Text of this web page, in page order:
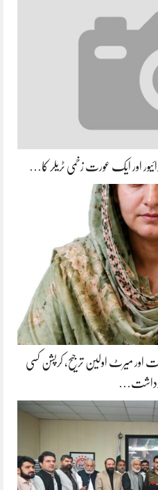
اور ایک عورت زخمی ٹریلر کا…
اور میرٹ اولین ترجیح، کرپشن کسی